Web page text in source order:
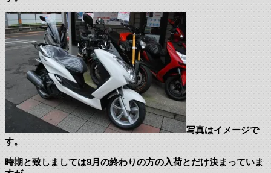
写真はイメージで
す。
時期と致しましては9月の終わりの方の入荷とだけ決まっていま